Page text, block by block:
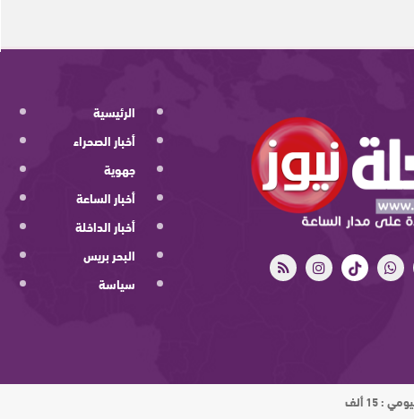
الرئيسية
أخبار الصحراء
جهوية
أخبار الساعة
أخبار الداخلة
البحر بريس
سياسة